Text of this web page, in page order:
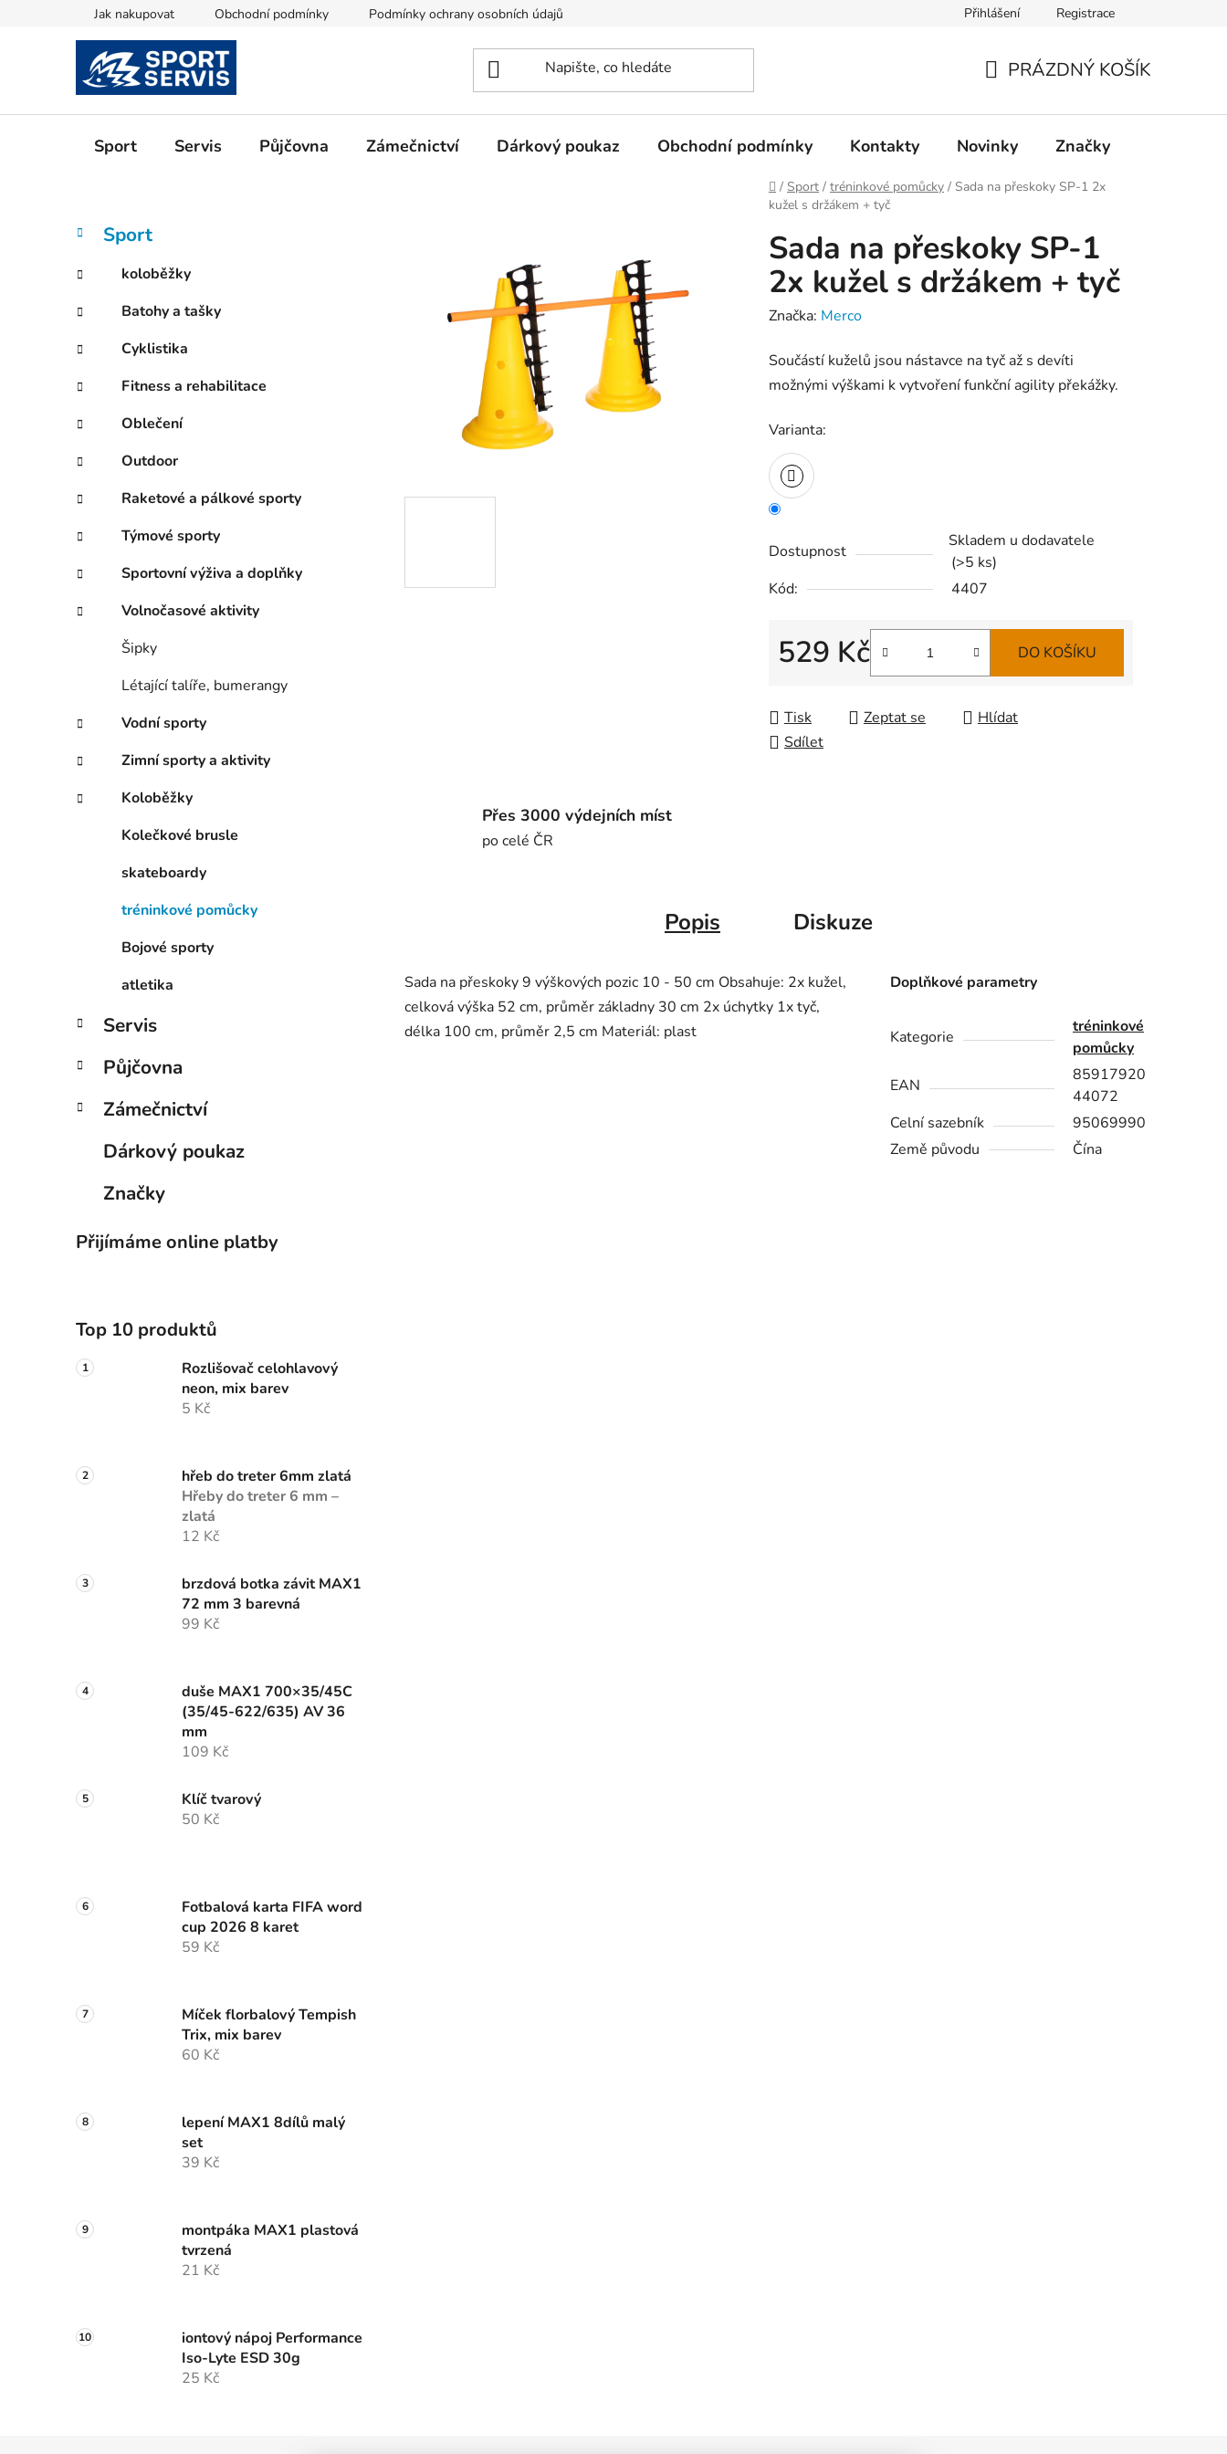
Jak nakupovat Obchodní podmínky Podmínky ochrany osobních údajů Přihlášení Registrace
KOŠÍK
PRÁZDNÝ KOŠÍK
Sport Servis Půjčovna Zámečnictví Dárkový poukaz Obchodní podmínky Kontakty Novinky Značky
Domů
/ Sport / tréninkové pomůcky / Sada na přeskoky SP-1 2x
kužel s držákem + tyč
P
s
r
a
n
í
p
a
e
l
Přeskočit
kategorie
K
a
e
g
o
r
e
Sport
koloběžky
Batohy a tašky
Cyklistika
Fitness a rehabilitace
Oblečení
Outdoor
Raketové a pálkové sporty
Týmové sporty
Sportovní výživa a doplňky
Volnočasové aktivity
Šipky
Létající talíře, bumerangy
Vodní sporty
Zimní sporty a aktivity
Koloběžky
Kolečkové brusle
skateboardy
tréninkové pomůcky
Bojové sporty
atletika
Servis
Půjčovna
Zámečnictví
Dárkový poukaz
Značky
Přijímáme online platby
Top 10 produktů
Rozlišovač celohlavový
neon, mix barev
5 Kč
hřeb do treter 6mm zlatá
Hřeby do treter 6 mm –
zlatá
12 Kč
brzdová botka závit MAX1
72 mm 3 barevná
99 Kč
duše MAX1 700×35/45C
(35/45-622/635) AV 36
mm
109 Kč
Klíč tvarový
50 Kč
Fotbalová karta FIFA word
cup 2026 8 karet
59 Kč
Míček florbalový Tempish
Trix, mix barev
60 Kč
lepení MAX1 8dílů malý
set
39 Kč
montpáka MAX1 plastová
tvrzená
21 Kč
iontový nápoj Performance
Iso-Lyte ESD 30g
25 Kč
Sada na přeskoky SP-1
2x kužel s držákem + tyč
Značka: Merco
Součástí kuželů jsou nástavce na tyč až s devíti
možnými výškami k vytvoření funkční agility překážky.
Varianta:
Dostupnost
Skladem u dodavatele
(>5 ks)
Kód:
4407
529 Kč DO KOŠÍKU
Tisk Zeptat se
Hlídat
Sdílet
Přes 3000 výdejních míst
po celé ČR
Popis Diskuze
Sada na přeskoky 9 výškových pozic 10 - 50 cm Obsahuje: 2x kužel,
celková výška 52 cm, průměr základny 30 cm 2x úchytky 1x tyč,
délka 100 cm, průměr 2,5 cm Materiál: plast
Doplňkové parametry
Kategorie
tréninkové
pomůcky
EAN
85917920
44072
Celní sazebník
95069990
Země původu
Čína